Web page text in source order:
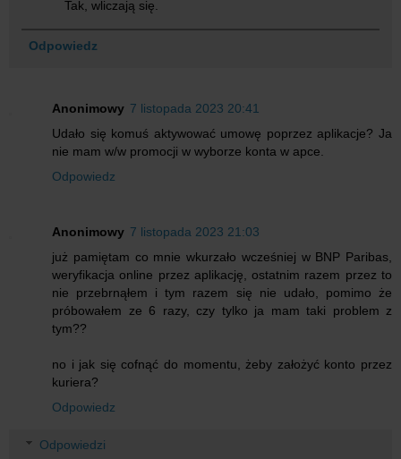
Tak, wliczają się.
Odpowiedz
Anonimowy 7 listopada 2023 20:41
Udało się komuś aktywować umowę poprzez aplikacje? Ja
nie mam w/w promocji w wyborze konta w apce.
Odpowiedz
Anonimowy 7 listopada 2023 21:03
już pamiętam co mnie wkurzało wcześniej w BNP Paribas,
weryfikacja online przez aplikację, ostatnim razem przez to
nie przebrnąłem i tym razem się nie udało, pomimo że
próbowałem ze 6 razy, czy tylko ja mam taki problem z
tym??
no i jak się cofnąć do momentu, żeby założyć konto przez
kuriera?
Odpowiedz
Odpowiedzi